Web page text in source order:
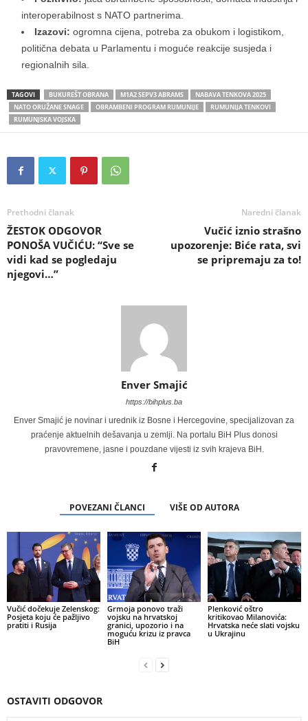
interoperabilnost s NATO partnerima.
Izazovi: ogromna cijena, potreba za obukom i logistikom,
politična debata u Parlamentu i moguće reakcije susjeda i
regionalnih sila.
TAGOVI BUKUREŠT OBRANA M1A2 SEPV3 ABRAMS
NABAVA TENKOVA 2025
NATO ORUŽANE SNAGE
OBRAMBENI PROGRAM RUMUNIJE
RUMUNIJA TENKOVI
RUMUNJSKA VOJSKA
Prethodni članak
ŽESTOK ODGOVOR
PONOŠA VUČIĆU: “Sve se
vidi kad se pogledaju
njegovi…”
Naredni članak
Vučić iznio strašno
upozorenje: Biće rata, svi
se pripremaju za to!
Enver Smajić
https://bihplus.ba
Enver Smajić je novinar i urednik iz Bosne i Hercegovine, specijalizovan za
praćenje aktuelnih dešavanja u zemlji. Na portalu BiH Plus donosi
pravovremene, jasne i pouzdane vijesti iz svih krajeva BiH.
POVEZANI ČLANCI VIŠE OD AUTORA
Vučić dočekuje Zelenskog:
Posjeta koju će pažljivo
pratiti i Rusija
Grmoja ponovo traži
vojsku na hrvatskoj
granici, upozorio i na
moguću krizu iz pravca
BiH
Plenković oštro
kritikovao Milanovića:
Hrvatska neće slati vojsku
u Ukrajinu
OSTAVITI ODGOVOR